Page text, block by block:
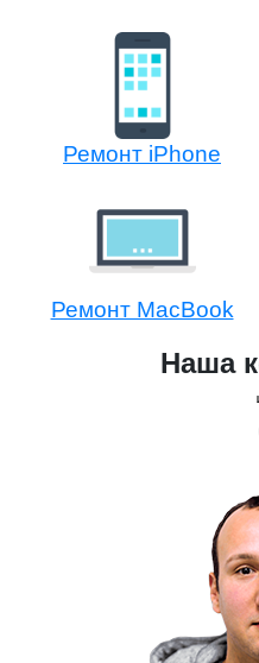
Ремонт iPhone
Ремонт MacBook
Наша